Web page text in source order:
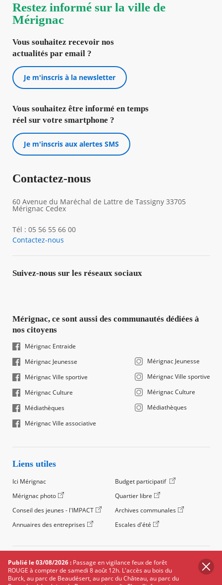
Publié le 03/08/2026 : Passage en vigilance feux de forêt
ROUGE à compter de samedi 8 août 12h. L'accès au bois du
Burck, au parc de Beaudésert, au parc du Château, au parc du
Restez informé sur la ville de
Mérignac
Vous souhaitez recevoir nos
actualités par email ?
Je m'inscris à la newsletter
Vous souhaitez être informé en temps
réel sur votre smartphone ?
Je m'inscris aux alertes SMS
Contactez-nous
60 Avenue du Maréchal de Lattre de Tassigny 33705
Mérignac Cedex
Tél : 05 56 55 66 00
Contactez-nous
Suivez-nous sur les réseaux sociaux
Mérignac, ce sont aussi des communautés dédiées à
nos citoyens
Mérignac Entraide
Mérignac Jeunesse
Mérignac Ville sportive
Mérignac Culture
Médiathèques
Mérignac Ville associative
Mérignac Jeunesse
Mérignac Ville sportive
Mérignac Culture
Médiathèques
Liens utiles
Ici Mérignac
Budget participatif
Mérignac photo
Quartier libre
Conseil des jeunes - l'IMPACT
Archives communales
Annuaires des entreprises
Escales d'été
©2024 Ville de Mérignac, Tous droits réservés
Footer
Mentions légales Salle de presse
Recrutement